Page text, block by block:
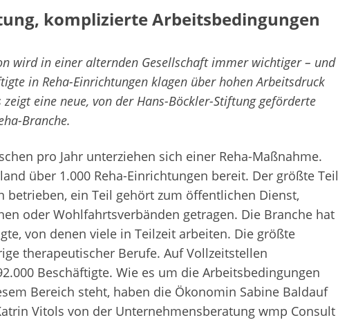
komplizierte Arbeitsbedingungen
wird in einer alternden Gesellschaft immer wichtiger – und
in Reha-Einrichtungen klagen über hohen Arbeitsdruck
eine neue, von der Hans-Böckler-Stiftung geförderte
Branche.
pro Jahr unterziehen sich einer Reha-Maßnahme.
über 1.000 Reha-Einrichtungen bereit. Der größte Teil
betrieben, ein Teil gehört zum öffentlichen Dienst,
oder Wohlfahrtsverbänden getragen. Die Branche hat
von denen viele in Teilzeit arbeiten. Die größte
therapeutischer Berufe. Auf Vollzeitstellen
Beschäftigte. Wie es um die Arbeitsbedingungen
Bereich steht, haben die Ökonomin Sabine Baldauf
Vitols von der Unternehmensberatung wmp Consult